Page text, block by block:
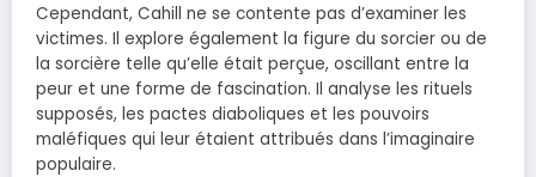
Cependant, Cahill ne se contente pas d’examiner les
victimes. Il explore également la figure du sorcier ou de
la sorcière telle qu’elle était perçue, oscillant entre la
peur et une forme de fascination. Il analyse les rituels
supposés, les pactes diaboliques et les pouvoirs
maléfiques qui leur étaient attribués dans l’imaginaire
populaire.